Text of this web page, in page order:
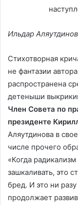
Ильдар Аляутдинов
Стихотворная
не фантазии
распространена
детеныши
Член Совета по
президенте
Аляутдинова в
числе прочего
«Когда
зашкаливать, это
бред. И это ни
продолжает